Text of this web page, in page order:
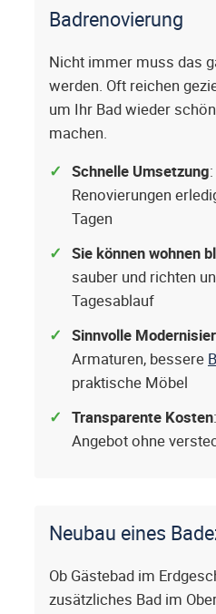
Badrenovierung
Nicht immer muss das
werden. Oft reichen
um Ihr Bad wieder
machen.
Schnelle Umsetzung
Renovierungen
Tagen
Sie können wohnen
sauber und richten
Tagesablauf
Sinnvolle
Armaturen, bessere
praktische Möbel
Transparente Kosten
Angebot ohne
Neubau eines
Ob Gästebad im
zusätzliches Bad im